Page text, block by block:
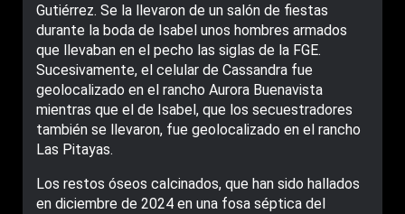
Gutiérrez. Se la llevaron de un salón de fiestas
durante la boda de Isabel unos hombres armados
que llevaban en el pecho las siglas de la FGE.
Sucesivamente, el celular de Cassandra fue
geolocalizado en el rancho Aurora Buenavista
mientras que el de Isabel, que los secuestradores
también se llevaron, fue geolocalizado en el rancho
Las Pitayas.
Los restos óseos calcinados, que han sido hallados
en diciembre de 2024 en una fosa séptica del